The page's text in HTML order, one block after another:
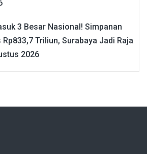
3 Besar Nasional! Simpanan
Triliun, Surabaya Jadi Raja
2026